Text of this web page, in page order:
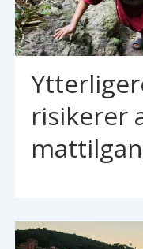
risikerer